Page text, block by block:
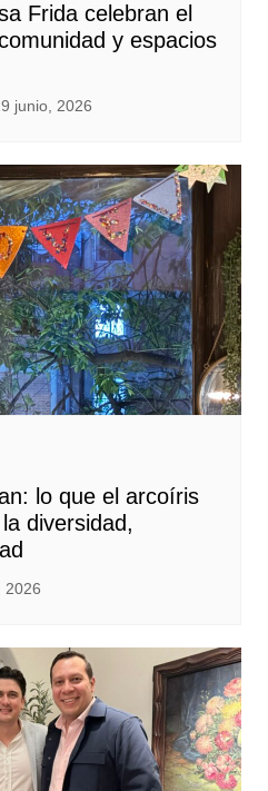
Frida celebran el
y espacios
junio, 2026
lo que el arcoíris
diversidad,
2026